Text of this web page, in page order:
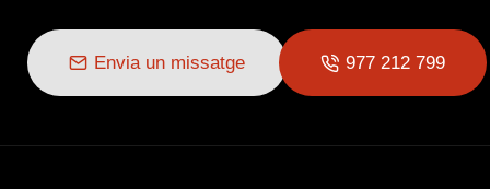
Envia un missatge 977 212 799